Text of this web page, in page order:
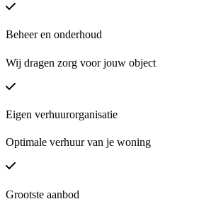
Beheer en onderhoud
Wij dragen zorg voor jouw object
Eigen verhuurorganisatie
Optimale verhuur van je woning
Grootste aanbod